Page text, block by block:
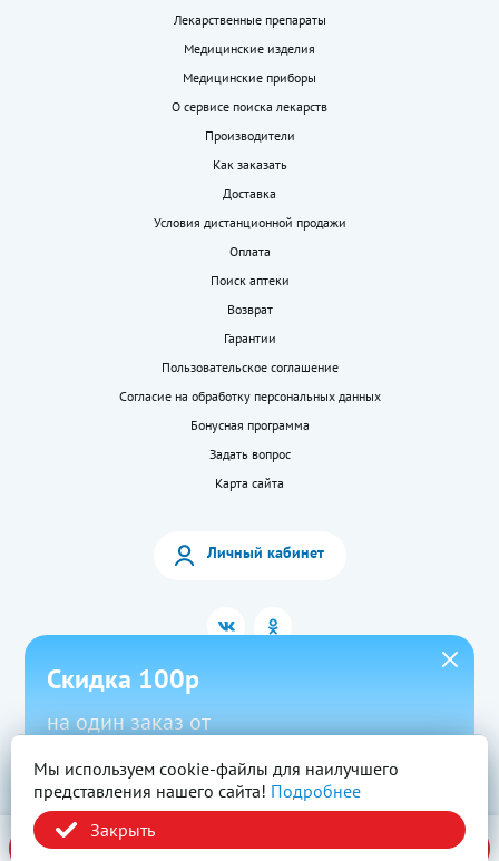
В корзинуза 110,00 ₽
Лекарственные препараты
Медицинские изделия
Медицинские приборы
О сервисе поиска лекарств
Производители
Как заказать
Доставка
Условия дистанционной продажи
Оплата
Поиск аптеки
Возврат
Гарантии
Пользовательское соглашение
Согласие на обработку персональных данных
Бонусная программа
Задать вопрос
Карта сайта
Личный кабинет
2026 © «LEKkupi»
Все права защищены.
Вся информация на сайте — собственность ООО «Моя аптека». Публикация с
сайта www.lekkupi.ru без разрешения запрещена.
ОГРН:1025404723585, Лицензия № Л042-01125-54/00269824.
Политика конфиденциальности
Мы используем cookie-файлы для наилучшего
представления нашего сайта! Подробнее
Закрыть
Скидка 100р
на один заказ от
Скачать
Промокод Новый